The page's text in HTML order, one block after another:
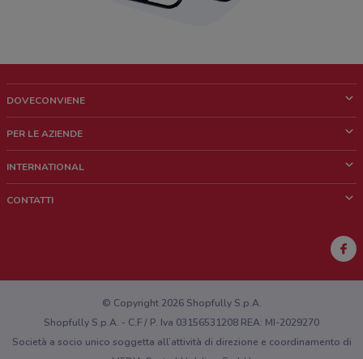
DOVECONVIENE
Chi siamo
Lavora con noi
PER LE AZIENDE
Richieste commerciali e marketing
INTERNATIONAL
CONTATTI
Hai un malfunzionamento sul web o sull'app?
© Copyright 2026 Shopfully S.p.A.
Shopfully S.p.A. - C.F / P. Iva 03156531208 REA: MI-2029270
Società a socio unico soggetta all’attività di direzione e coordinamento di